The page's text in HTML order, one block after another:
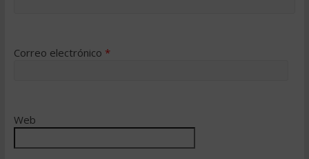
Correo electrónico *
Web